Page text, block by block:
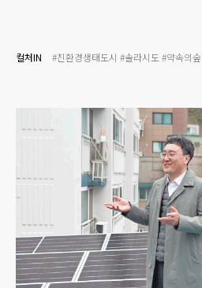
컬처IN #친환경생태도시 #솔라시도 #약속의숲